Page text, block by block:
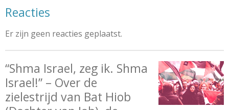
Reacties
Er zijn geen reacties geplaatst.
“Shma Israel, zeg ik. Shma
Israel!” – Over de
zielestrijd van Bat Hiob